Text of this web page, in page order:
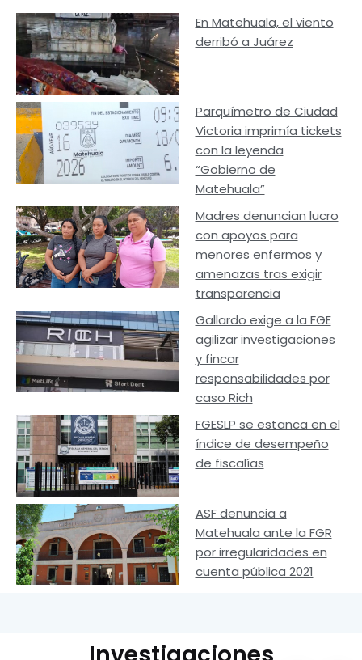
En Matehuala, el viento
derribó a Juárez
Parquímetro de Ciudad
Victoria imprimía tickets
con la leyenda
“Gobierno de
Matehuala”
Madres denuncian lucro
con apoyos para
menores enfermos y
amenazas tras exigir
transparencia
Gallardo exige a la FGE
agilizar investigaciones
y fincar
responsabilidades por
caso Rich
FGESLP se estanca en el
índice de desempeño
de fiscalías
ASF denuncia a
Matehuala ante la FGR
por irregularidades en
cuenta pública 2021